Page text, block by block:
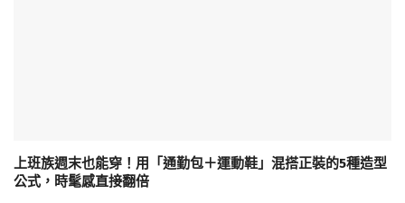
上班族週末也能穿！用「通勤包＋運動鞋」混搭正裝的5種造型
公式，時髦感直接翻倍